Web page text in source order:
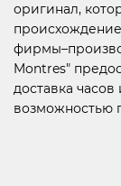
оригинал,
происхождение
Montres"
доставка
возможностью